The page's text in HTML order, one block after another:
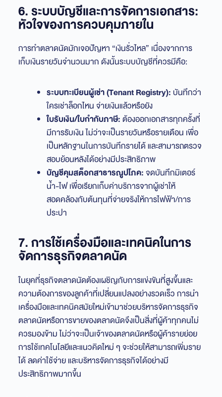
6. ระบบบัญชีและการจัดการเอกสาร:
หัวใจของการควบคุมภายใน
การทำตลาดนัดมักเจอปัญหา “เงินรั่วไหล” เนื่องจากการ
เก็บเงินรายวันจำนวนมาก ดังนั้นระบบบัญชีที่ควรมีคือ:
ระบบทะเบียนผู้เช่า (Tenant Registry): บันทึกว่า
ใครเช่าล็อกไหน จ่ายเงินแล้วหรือยัง
ใบรับเงิน/ใบกำกับภาษี: ต้องออกเอกสารทุกครั้งที่
มีการรับเงิน ไม่ว่าจะเป็นรายวันหรือรายเดือน เพื่อ
เป็นหลักฐานในการบันทึกรายได้ และสามารถตรวจ
สอบย้อนหลังได้อย่างมีประสิทธิภาพ
บัญชีคุมสต็อกสาธารณูปโภค:จดบันทึกมิเตอร์
น้ำ-ไฟ เพื่อเรียกเก็บค่าบริการจากผู้เช่าให้
สอดคล้องกับต้นทุนที่จ่ายจริงให้การไฟฟ้า/การ
ประปา
7. การใช้เครื่องมือและเทคนิคในการ
จัดการธุรกิจตลาดนัด
ในยุคที่ธุรกิจตลาดนัดต้องเผชิญกับการแข่งขันที่สูงขึ้นและ
ความต้องการของลูกค้าที่เปลี่ยนแปลงอย่างรวดเร็ว การนำ
เครื่องมือและเทคนิคสมัยใหม่เข้ามาช่วยบริหารจัดการธุรกิจ
ตลาดนัดหรือการขายของตลาดนัดจึงเป็นสิ่งที่ผู้ค้าทุกคนไม่
ควรมองข้าม ไม่ว่าจะเป็นเจ้าของตลาดนัดหรือผู้ค้ารายย่อย
การใช้เทคโนโลยีและแนวคิดใหม่ ๆ จะช่วยให้สามารถเพิ่มราย
ได้ ลดค่าใช้จ่าย และบริหารจัดการธุรกิจได้อย่างมี
ประสิทธิภาพมากขึ้น